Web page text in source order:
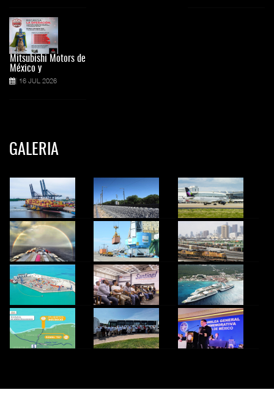
Mitsubishi Motors de
México y
16 JUL 2026
GALERIA